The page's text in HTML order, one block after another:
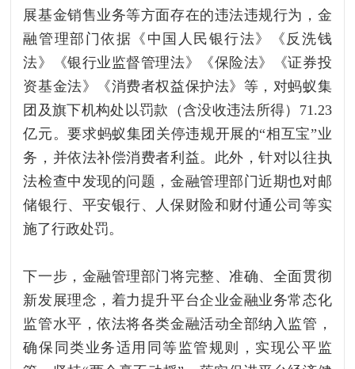
展基金销售业务等方面存在的违法违规行为，金
融管理部门依据《中国人民银行法》《反洗钱
法》《银行业监督管理法》《保险法》《证券投
资基金法》《消费者权益保护法》等，对蚂蚁集
团及旗下机构处以罚款（含没收违法所得）71.23
亿元。要求蚂蚁集团关停违规开展的“相互宝”业
务，并依法补偿消费者利益。此外，针对以往执
法检查中发现的问题，金融管理部门近期也对邮
储银行、平安银行、人保财险和财付通公司等实
施了行政处罚。
下一步，金融管理部门将完整、准确、全面贯彻
新发展理念，着力提升平台企业金融业务常态化
监管水平，依法将各类金融活动全部纳入监管，
确保同类业务适用同等监管规则，实现公平监